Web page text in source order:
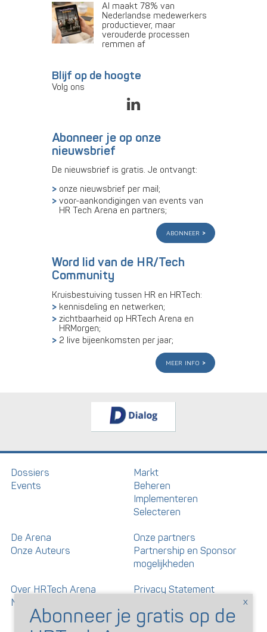
AI maakt 78% van
Nederlandse medewerkers
productiever, maar
verouderde processen
remmen af
Blijf op de hoogte
Volg ons
Abonneer je op onze
nieuwsbrief
De nieuwsbrief is gratis. Je ontvangt:
onze nieuwsbrief per mail;
voor-aankondigingen van events van
HR Tech Arena en partners;
abonneer
Word lid van de HR/Tech
Community
Kruisbestuiving tussen HR en HRTech:
kennisdeling en netwerken;
zichtbaarheid op HRTech Arena en
HRMorgen;
2 live bijeenkomsten per jaar;
meer info
Dossiers
Events
Markt
Beheren
Implementeren
Selecteren
De Arena
Onze Auteurs
Onze partners
Partnership en Sponsor
mogelijkheden
Over HRTech Arena
Nieuwsbrief
Privacy Statement
Gedragscode artikelen en
reacties